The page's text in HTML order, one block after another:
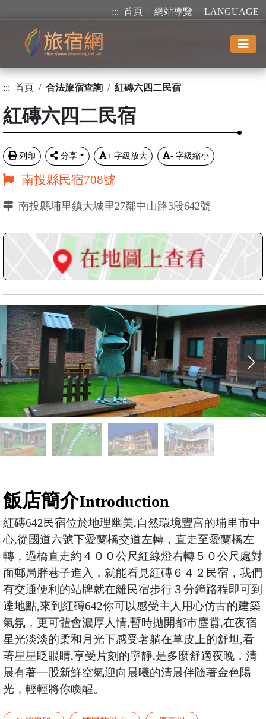
::: 首頁 網站導覽 LANGUAGE
::: 首頁 合法旅宿查詢 紅磚六四二民宿
紅磚六四二民宿
列印 分享 + 字級放大 - 字級縮小
南投縣民宿708號
南投縣埔里鎮大城里27鄰中山路3段642號
飯店簡介Introduction
紅磚642民宿位於地理幽美,自然環境豐富的埔里市中
心,從國道六號下愛蘭橋交道左轉，直走至愛蘭橋左
轉，過橋直走約４００公尺紅綠燈右轉５０公尺處對
面郵局胖巷子進入，就能看見紅磚６４２民宿，我們
有交通便利的站牌就在離民宿步行３分鐘路程即可到
達地點,來到紅磚642你可以感受主人用心仿古的建築
氣氛，更可體會濃厚人情,暫時拋開都市塵囂,在夜宿
星光淡淡的柔和月光下感受著躺在草皮上的舒坦,看
著星星眨眼睛,享受片刻的寧靜,是多麼舒適夜晚，清
晨有著一股新鮮空氣迎向晨曦的清晨伴隨著金色陽
光，輕輕將你喚醒。